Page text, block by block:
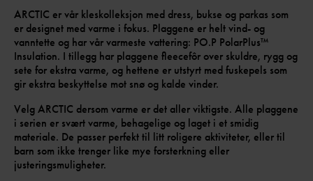
ARCTIC er vår kleskolleksjon med dress, bukse og parkas som
er designet med varme i fokus. Plaggene er helt vind- og
vanntette og har vår varmeste vattering: PO.P PolarPlus™
Insulation. I tillegg har plaggene fleecefôr over skuldre, rygg og
sete for ekstra varme, og hettene er utstyrt med fuskepels som
gir ekstra beskyttelse mot snø og kalde vinder.
Velg ARCTIC dersom varme er det aller viktigste. Alle plaggene
i serien er svært varme, behagelige og laget i et smidig
materiale. De passer perfekt til litt roligere aktiviteter, eller til
barn som ikke trenger like mye forsterkning eller
justeringsmuligheter.